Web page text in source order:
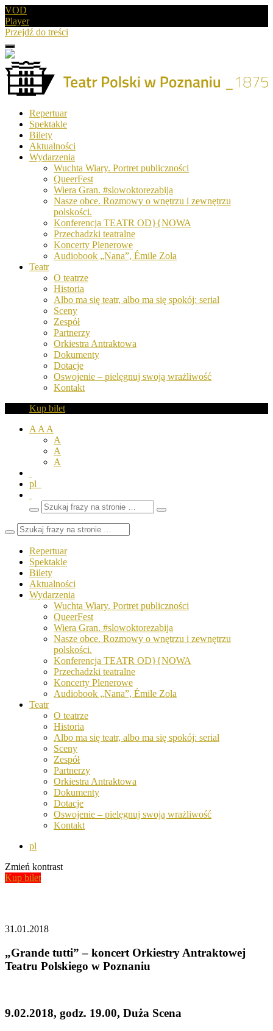
VOD
Player
Przejdź do treści
Menu
Drugie
logo
Teatr
Polski
Poznaniu
Repertuar
Spektakle
Bilety
Aktualności
Wydarzenia
Wuchta Wiary. Portret publiczności
QueerFest
Wiera Gran. #slowoktorezabija
Nasze obce. Rozmowy o wnętrzu i zewnętrzu
polskości.
Konferencja TEATR OD}{NOWA
Przechadzki teatralne
Koncerty Plenerowe
Audiobook „Nana”, Émile Zola
Teatr
O teatrze
Historia
Albo ma się teatr, albo ma się spokój: serial
Sceny
Zespół
Partnerzy
Orkiestra Antraktowa
Dokumenty
Dotacje
Oswojenie – pielęgnuj swoją wrażliwość
Kontakt
Kup bilet
A A A
A
A
A
pl
Wyszukaj
frazy
Zamknij
Repertuar
Spektakle
Bilety
Aktualności
Wydarzenia
Wuchta Wiary. Portret publiczności
QueerFest
Wiera Gran. #slowoktorezabija
Nasze obce. Rozmowy o wnętrzu i zewnętrzu
polskości.
Konferencja TEATR OD}{NOWA
Przechadzki teatralne
Koncerty Plenerowe
Audiobook „Nana”, Émile Zola
Teatr
O teatrze
Historia
Albo ma się teatr, albo ma się spokój: serial
Sceny
Zespół
Partnerzy
Orkiestra Antraktowa
Dokumenty
Dotacje
Oswojenie – pielęgnuj swoją wrażliwość
Kontakt
pl
Zmień kontrast
Kup bilet
31.01.2018
„Grande tutti” – koncert Orkiestry Antraktowej
Teatru Polskiego w Poznaniu
9.02.2018, godz. 19.00, Duża Scena